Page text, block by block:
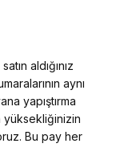
aldığınız
aynı
yapıştırma
yüksekliğinizin
Bu pay her